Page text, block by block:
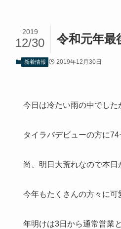
令和元年最
2019
12/30
新着情報 2019年12月30日
今日は冷たい雨の中でし
タイラバデビューの方に
尚、明日大荒れなので本
今年もたくさんの方々に
年明けは3日から通常営業